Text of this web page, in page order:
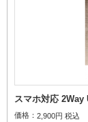
スマホ対応 2Way
価格： 2,900円 税込